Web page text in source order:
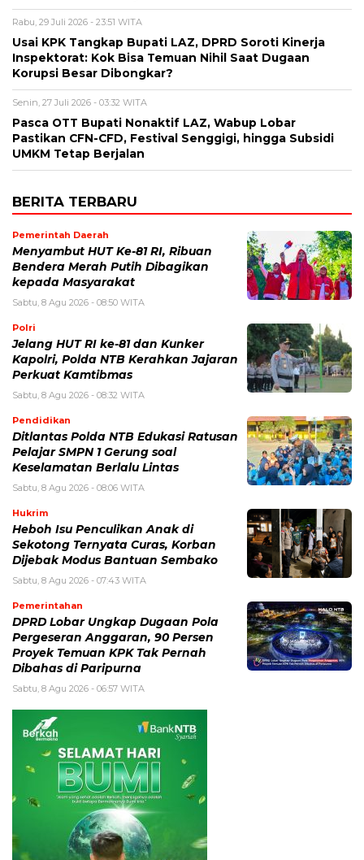
Rabu, 29 Juli 2026 - 23:51 WITA
Usai KPK Tangkap Bupati LAZ, DPRD Soroti Kinerja
Inspektorat: Kok Bisa Temuan Nihil Saat Dugaan
Korupsi Besar Dibongkar?
Senin, 27 Juli 2026 - 03:32 WITA
Pasca OTT Bupati Nonaktif LAZ, Wabup Lobar
Pastikan CFN-CFD, Festival Senggigi, hingga Subsidi
UMKM Tetap Berjalan
BERITA TERBARU
Pemerintah Daerah
Menyambut HUT Ke-81 RI, Ribuan
Bendera Merah Putih Dibagikan
kepada Masyarakat
Sabtu, 8 Agu 2026 - 08:50 WITA
Polri
Jelang HUT RI ke-81 dan Kunker
Kapolri, Polda NTB Kerahkan Jajaran
Perkuat Kamtibmas
Sabtu, 8 Agu 2026 - 08:32 WITA
Pendidikan
Ditlantas Polda NTB Edukasi Ratusan
Pelajar SMPN 1 Gerung soal
Keselamatan Berlalu Lintas
Sabtu, 8 Agu 2026 - 08:06 WITA
Hukrim
Heboh Isu Penculikan Anak di
Sekotong Ternyata Curas, Korban
Dijebak Modus Bantuan Sembako
Sabtu, 8 Agu 2026 - 07:43 WITA
Pemerintahan
DPRD Lobar Ungkap Dugaan Pola
Pergeseran Anggaran, 90 Persen
Proyek Temuan KPK Tak Pernah
Dibahas di Paripurna
Sabtu, 8 Agu 2026 - 06:57 WITA